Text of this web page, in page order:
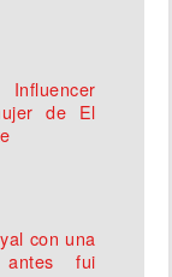
de El
con una
antes fui